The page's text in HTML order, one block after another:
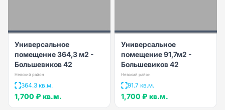
Универсальное
помещение 364,3 м2 -
Большевиков 42
Невский район
364.3 кв.м.
1,700 ₽ кв.м.
Универсальное
помещение 91,7м2 -
Большевиков 42
Невский район
91.7 кв.м.
1,700 ₽ кв.м.